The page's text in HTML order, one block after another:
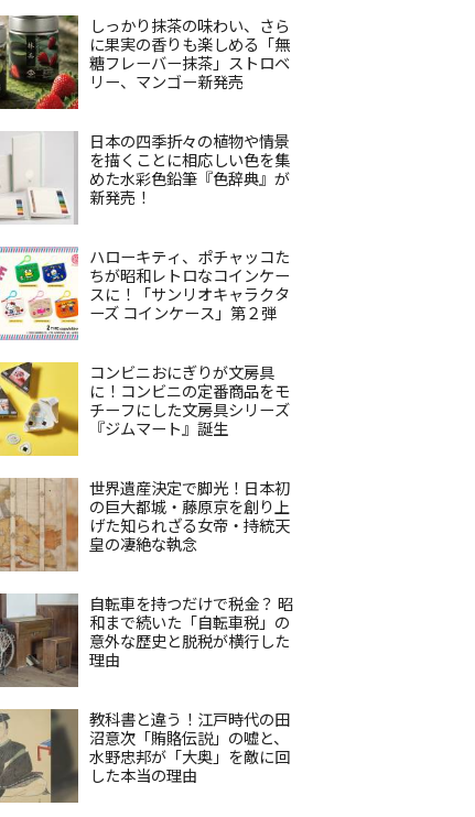
しっかり抹茶の味わい、さら
に果実の香りも楽しめる「無
糖フレーバー抹茶」ストロベ
リー、マンゴー新発売
日本の四季折々の植物や情景
を描くことに相応しい色を集
めた水彩色鉛筆『色辞典』が
新発売！
ハローキティ、ポチャッコた
ちが昭和レトロなコインケー
スに！「サンリオキャラクタ
ーズ コインケース」第２弾
コンビニおにぎりが文房具
に！コンビニの定番商品をモ
チーフにした文房具シリーズ
『ジムマート』誕生
世界遺産決定で脚光！日本初
の巨大都城・藤原京を創り上
げた知られざる女帝・持統天
皇の凄絶な執念
自転車を持つだけで税金？ 昭
和まで続いた「自転車税」の
意外な歴史と脱税が横行した
理由
教科書と違う！江戸時代の田
沼意次「賄賂伝説」の嘘と、
水野忠邦が「大奥」を敵に回
した本当の理由